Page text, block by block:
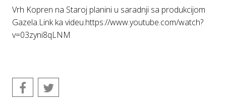
Vrh Kopren na Staroj planini u saradnji sa produkcijom
Gazela.Link ka videu.https://www.youtube.com/watch?
v=03zyni8qLNM